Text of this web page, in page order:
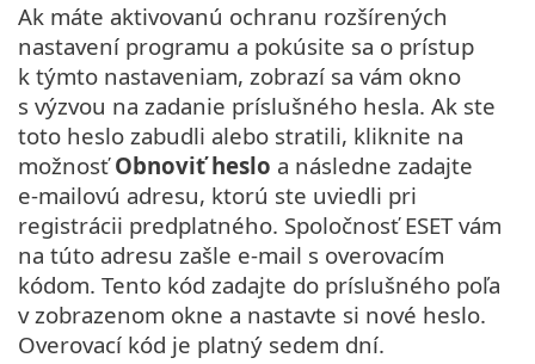
Ak máte aktivovanú ochranu rozšírených
nastavení programu a pokúsite sa o prístup
k týmto nastaveniam, zobrazí sa vám okno
s výzvou na zadanie príslušného hesla. Ak ste
toto heslo zabudli alebo stratili, kliknite na
možnosťObnoviť heslo a následne zadajte
e‑mailovú adresu, ktorú ste uviedli pri
registrácii predplatného. Spoločnosť ESET vám
na túto adresu zašle e‑mail s overovacím
kódom. Tento kód zadajte do príslušného poľa
v zobrazenom okne a nastavte si nové heslo.
Overovací kód je platný sedem dní.